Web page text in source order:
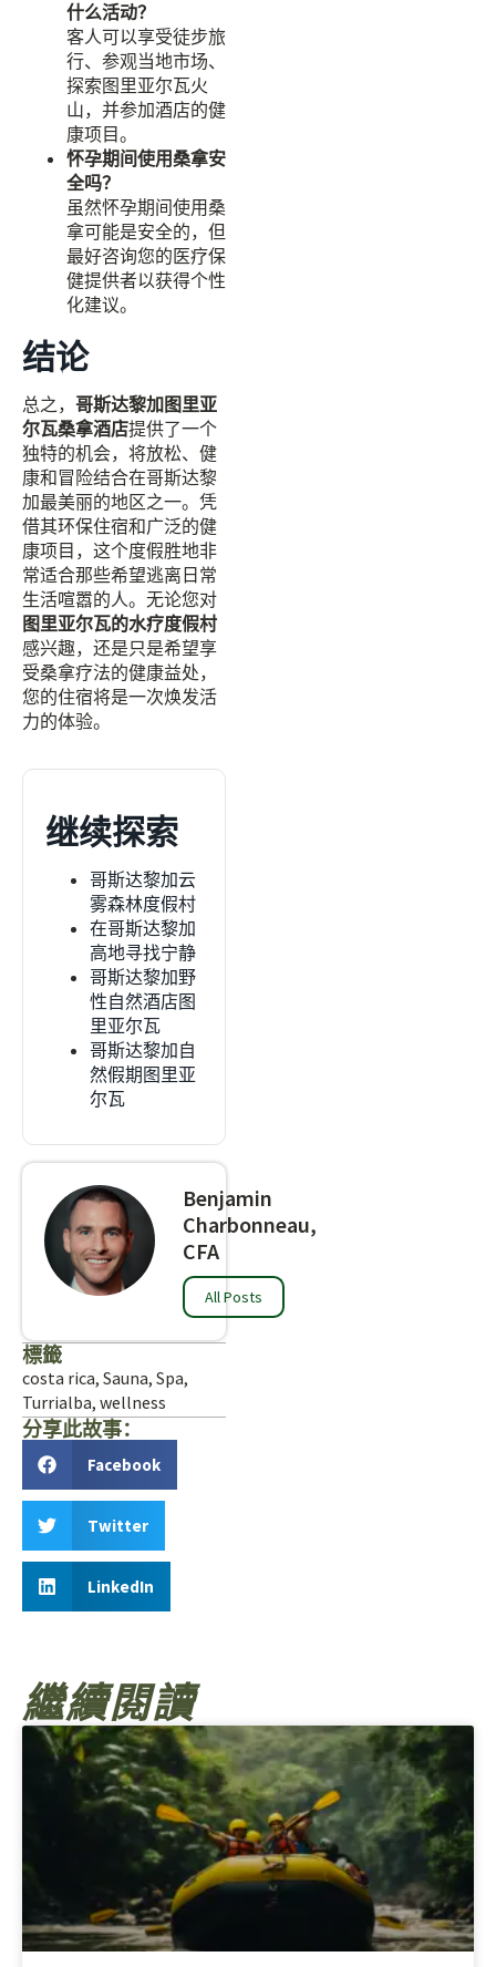
什么活动？
客人可以享受徒步旅
行、参观当地市场、
探索图里亚尔瓦火
山，并参加酒店的健
康项目。
怀孕期间使用桑拿安
全吗？
虽然怀孕期间使用桑
拿可能是安全的，但
最好咨询您的医疗保
健提供者以获得个性
化建议。
结论
总之， 哥斯达黎加图里亚
尔瓦桑拿酒店提供了一个
独特的机会，将放松、健
康和冒险结合在哥斯达黎
加最美丽的地区之一。凭
借其环保住宿和广泛的健
康项目，这个度假胜地非
常适合那些希望逃离日常
生活喧嚣的人。无论您对
图里亚尔瓦的水疗度假村
感兴趣，还是只是希望享
受桑拿疗法的健康益处，
您的住宿将是一次焕发活
力的体验。
继续探索
哥斯达黎加云
雾森林度假村
在哥斯达黎加
高地寻找宁静
哥斯达黎加野
性自然酒店图
里亚尔瓦
哥斯达黎加自
然假期图里亚
尔瓦
Benjamin
Charbonneau,
CFA
All Posts
標籤
costa rica, Sauna, Spa,
Turrialba, wellness
分享此故事：
Facebook
Twitter
LinkedIn
繼續閱讀